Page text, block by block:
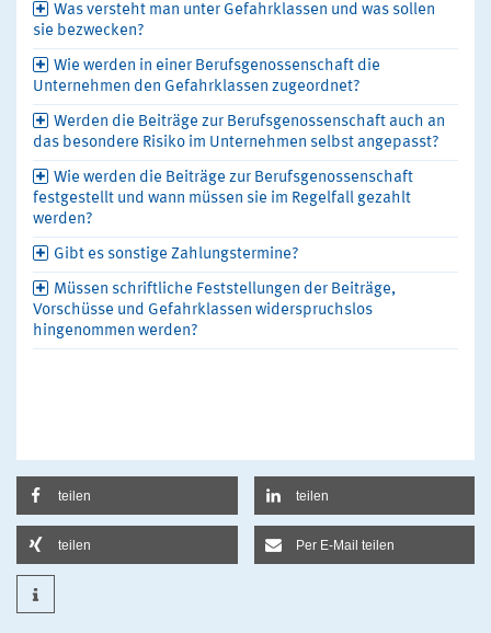
Was versteht man unter Gefahrklassen und was sollen
sie bezwecken?
Wie werden in einer Berufsgenossenschaft die
Unternehmen den Gefahrklassen zugeordnet?
Werden die Beiträge zur Berufsgenossenschaft auch an
das besondere Risiko im Unternehmen selbst angepasst?
Wie werden die Beiträge zur Berufsgenossenschaft
festgestellt und wann müssen sie im Regelfall gezahlt
werden?
Gibt es sonstige Zahlungstermine?
Müssen schriftliche Feststellungen der Beiträge,
Vorschüsse und Gefahrklassen widerspruchslos
hingenommen werden?
teilen teilen
teilen Per E-Mail teilen